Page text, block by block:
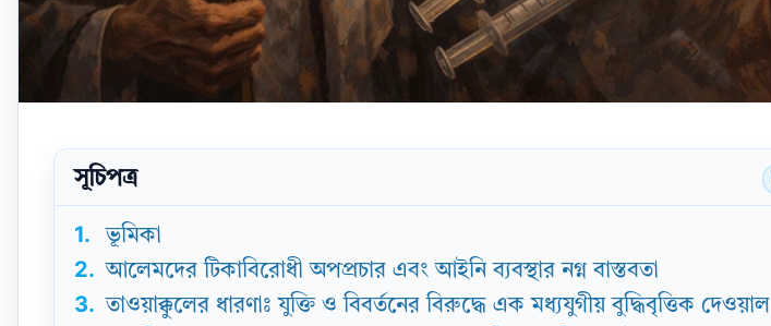
সূচিপত্র
1.
ভূমিকা
2. আলেমদের টিকাবিরোধী অপপ্রচার এবং আইনি ব্যবস্থার নগ্ন বাস্তবতা
3. তাওয়াক্কুলের ধারণাঃ যুক্তি ও বিবর্তনের বিরুদ্ধে এক মধ্যযুগীয় বুদ্ধিবৃত্তিক দেওয়াল